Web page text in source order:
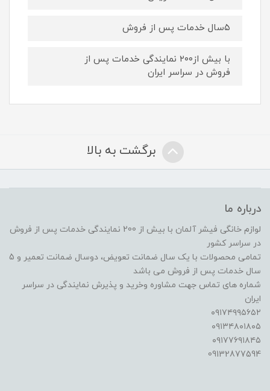
٥سال خدمات پس از فروش
با بيش از٢٠٠ نمايندگى خدمات پس از
فروش در سراسر ايران
برگشت به بالا
درباره ما
لوازم خانگی فیشر آلمان با بیش از 200 نمایندگی خدمات پس از فروش
در سراسر کشور
تمامی محصولات با یک سال ضمانت تعویض، دوسال ضمانت تعمیر و 5
سال خدمات پس از فروش می باشد
شماره هاى تماس جهت مشاوره وخريد و پذيرش نمايندگى در سراسر
ايران
٠٩١٧٤٩٩٥٦٥٢
٠٩١٣٤٨٠١٨٠٥
٠٩١٧٧٦٩١٨٤٥
09132877594